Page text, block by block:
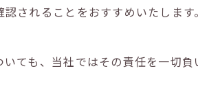
されることをおすすめいたしま
ても、当社ではその責任を一切